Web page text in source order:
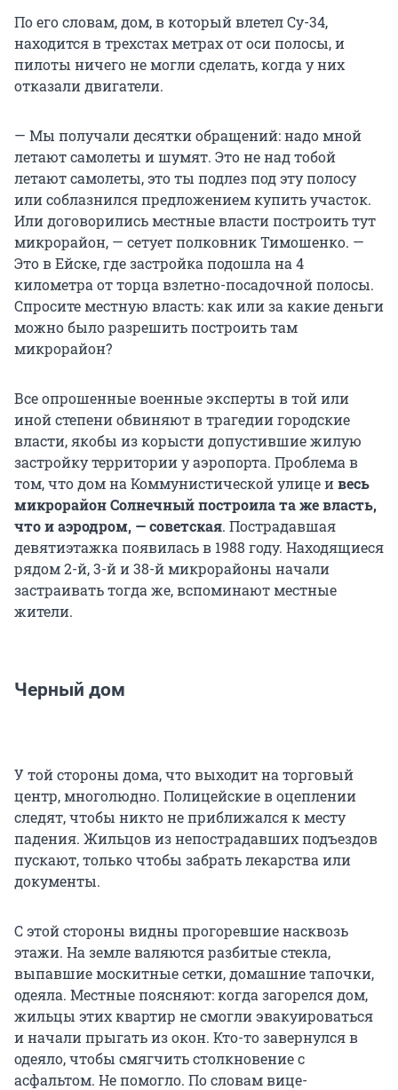
По его словам, дом, в который влетел Су-34,
находится в трехстах метрах от оси полосы, и
пилоты ничего не могли сделать, когда у них
отказали двигатели.
— Мы получали десятки обращений: надо мной
летают самолеты и шумят. Это не над тобой
летают самолеты, это ты подлез под эту полосу
или соблазнился предложением купить участок.
Или договорились местные власти построить тут
микрорайон, — сетует полковник Тимошенко. —
Это в Ейске, где застройка подошла на 4
километра от торца взлетно-посадочной полосы.
Спросите местную власть: как или за какие деньги
можно было разрешить построить там
микрорайон?
Все опрошенные военные эксперты в той или
иной степени обвиняют в трагедии городские
власти, якобы из корысти допустившие жилую
застройку территории у аэропорта. Проблема в
том, что дом на Коммунистической улице ивесь
микрорайон Солнечный построила та же власть,
что и аэродром, — советская. Пострадавшая
девятиэтажка появилась в 1988 году. Находящиеся
рядом 2-й, 3-й и 38-й микрорайоны начали
застраивать тогда же, вспоминают местные
жители.
Черный дом
У той стороны дома, что выходит на торговый
центр, многолюдно. Полицейские в оцеплении
следят, чтобы никто не приближался к месту
падения. Жильцов из непострадавших подъездов
пускают, только чтобы забрать лекарства или
документы.
С этой стороны видны прогоревшие насквозь
этажи. На земле валяются разбитые стекла,
выпавшие москитные сетки, домашние тапочки,
одеяла. Местные поясняют: когда загорелся дом,
жильцы этих квартир не смогли эвакуироваться
и начали прыгать из окон. Кто-то завернулся в
одеяло, чтобы смягчить столкновение с
асфальтом. Не помогло. По словам вице-